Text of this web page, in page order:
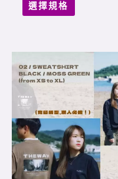
選擇規格
product
multiple
variants.
The
options
may